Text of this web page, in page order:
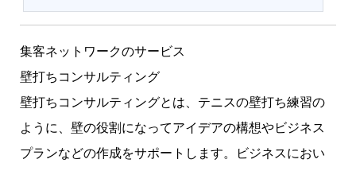
考えの方、現状より好条件をお探しの方など是非代理店制...
集客ネットワークのサービス
壁打ちコンサルティング
壁打ちコンサルティングとは、テニスの壁打ち練習の
ように、壁の役割になってアイデアの構想やビジネス
プランなどの作成をサポートします。ビジネスにおい